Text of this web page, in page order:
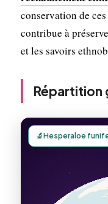
conservation de
contribue à
et les savoirs
Répartition